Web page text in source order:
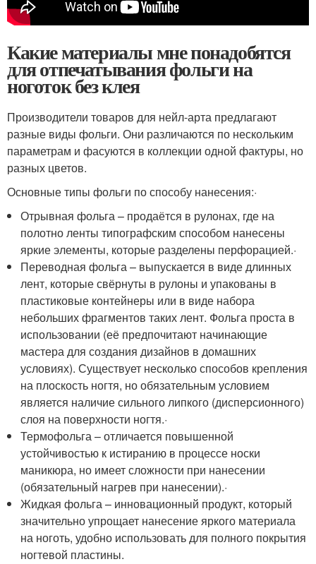
Какие материалы мне понадобятся
для отпечатывания фольги на
ноготок без клея
Производители товаров для нейл-арта предлагают
разные виды фольги. Они различаются по нескольким
параметрам и фасуются в коллекции одной фактуры, но
разных цветов.
Основные типы фольги по способу нанесения:·
Отрывная фольга – продаётся в рулонах, где на
полотно ленты типографским способом нанесены
яркие элементы, которые разделены перфорацией.·
Переводная фольга – выпускается в виде длинных
лент, которые свёрнуты в рулоны и упакованы в
пластиковые контейнеры или в виде набора
небольших фрагментов таких лент. Фольга проста в
использовании (её предпочитают начинающие
мастера для создания дизайнов в домашних
условиях). Существует несколько способов крепления
на плоскость ногтя, но обязательным условием
является наличие сильного липкого (дисперсионного)
слоя на поверхности ногтя.·
Термофольга – отличается повышенной
устойчивостью к истиранию в процессе носки
маникюра, но имеет сложности при нанесении
(обязательный нагрев при нанесении).·
Жидкая фольга – инновационный продукт, который
значительно упрощает нанесение яркого материала
на ноготь, удобно использовать для полного покрытия
ногтевой пластины.